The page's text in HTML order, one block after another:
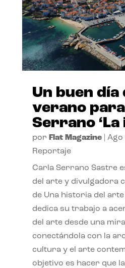
Un buen día
verano
Serrano ‘La
por Flat Magazine| Ago
Reportaje
Carla Serrano Sastre
del arte y divulgadora
de Una historia del
dedica su trabajo a
del arte desde una
conectándola con la
cultura y el arte
objetivo es hacer que